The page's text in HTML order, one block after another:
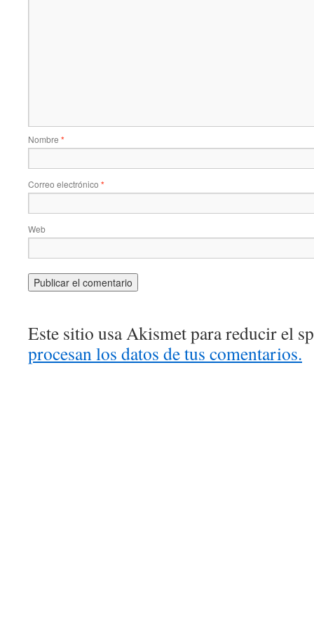
Nombre *
Correo electrónico *
Web
Este sitio usa Akismet para reducir el
procesan los datos de tus comentarios.